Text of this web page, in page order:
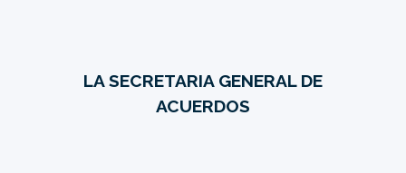
LA SECRETARIA GENERAL DE
ACUERDOS